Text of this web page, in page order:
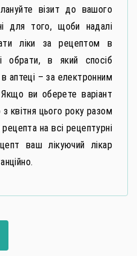
візит до вашого
для того, щоби надалі
ліки за рецептом в
обрати, в який спосіб
аптеці – за електронним
ви оберете варіант
квітня цього року разом
на всі рецептурні
ваш лікуючий лікар